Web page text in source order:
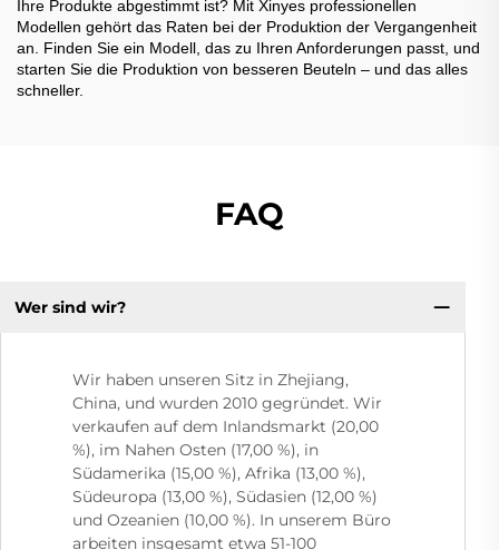
Ihre Produkte abgestimmt ist? Mit Xinyes professionellen
Modellen gehört das Raten bei der Produktion der Vergangenheit
an. Finden Sie ein Modell, das zu Ihren Anforderungen passt, und
starten Sie die Produktion von besseren Beuteln – und das alles
schneller.
FAQ
Wer sind wir?
Wir haben unseren Sitz in Zhejiang,
China, und wurden 2010 gegründet. Wir
verkaufen auf dem Inlandsmarkt (20,00
%), im Nahen Osten (17,00 %), in
Südamerika (15,00 %), Afrika (13,00 %),
Südeuropa (13,00 %), Südasien (12,00 %)
und Ozeanien (10,00 %). In unserem Büro
arbeiten insgesamt etwa 51-100